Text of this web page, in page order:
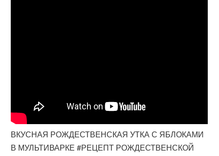
ВКУСНАЯ РОЖДЕСТВЕНСКАЯ УТКА С ЯБЛОКАМИ
В МУЛЬТИВАРКЕ #РЕЦЕПТ РОЖДЕСТВЕНСКОЙ